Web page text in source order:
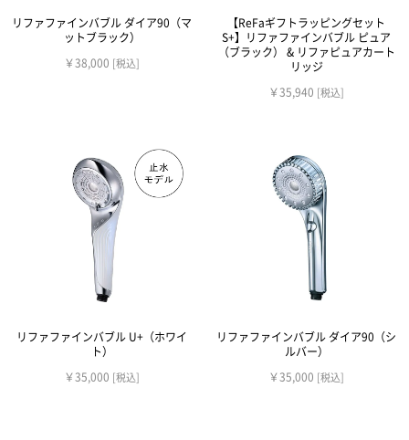
リファファインバブル ダイア90（マ
ットブラック）
￥38,000 [税込]
【ReFaギフトラッピングセット
S+】リファファインバブル ピュア
（ブラック） & リファピュアカート
リッジ
￥35,940 [税込]
リファファインバブル U+（ホワイ
ト）
￥35,000 [税込]
リファファインバブル ダイア90（シ
ルバー）
￥35,000 [税込]